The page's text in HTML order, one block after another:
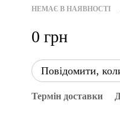
НЕМАЄ В НАЯВНОСТІ
0 грн
Повідомити,
Термін доставки